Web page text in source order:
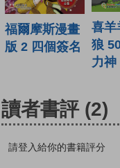
福爾摩斯漫畫
版 2 四個簽名
喜羊
狼
力神
讀者書評 (2)
請登入給你的書籍評分